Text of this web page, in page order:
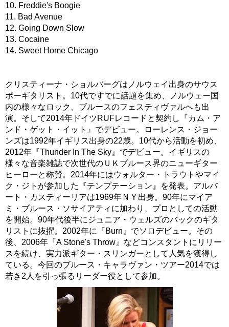
10. Freddie's Boogie
11. Bad Avenue
12. Going Down Slow
13. Cocaine
14. Sweet Home Chicago
クリスティーナ・ショルバーグはノルウェイ出身のサウス
ポーギタリスト。10代ですでに話題を集め、ノルウェー国
内の様々なロック、ブルースのフェスティヴァルへも出
演。そして2014年ドイツRUFレコードと契約し『カム・ア
ンド・ゲット・イット』でデビュー。ローレンス・ジョー
ンズは1992年イギリス出身の22歳。10代から活動を初め、
2012年『Thunder In The Sky』でデビュー。イギリスの
様々な音楽雑誌で次世代のＵＫブルース界のニューギター
ヒーローと称賛。2014年にはウォルター・トラウトやマイ
ク・ジトが参加した『テンプテーション』を発表。アルバ
ート・カスティーリアは1969年ＮＹ出身。90年にマイア
ミ・ブルース・ソサイアティに加わり、プロとしての活動
を開始。90年代後半にジュニア・ウェルズのバックのギタ
リストに抜擢。2002年に『Burn』でソロデビュー。その
後、2006年『A Stone's Throw』などコンスタントにリリー
スを続け、実力派ギター・スリンガーとして人気を獲得し
ている。今回のブルース・キャラヴァン・ツアー2014では
若き2人を引っ張るリーダー役として参加。